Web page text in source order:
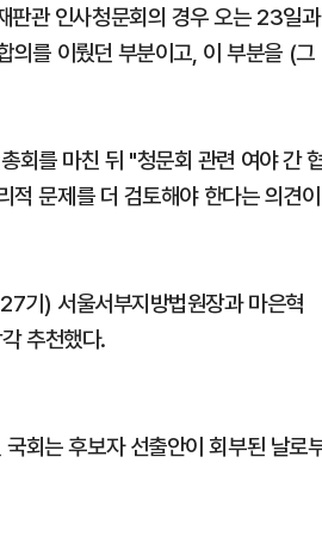
판관 인사청문회의 경우 오는 23일과
를 이뤘던 부분이고, 이 부분을 (그
회를 마친 뒤 "청문회 관련 여야 간
적 문제를 더 검토해야 한다는 의견이
기) 서울서부지방법원장과 마은혁
추천했다.
회는 후보자 선출안이 회부된 날로